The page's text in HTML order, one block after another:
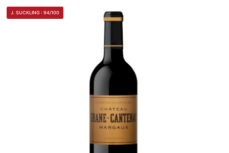
J. SUCKLING : 94/100